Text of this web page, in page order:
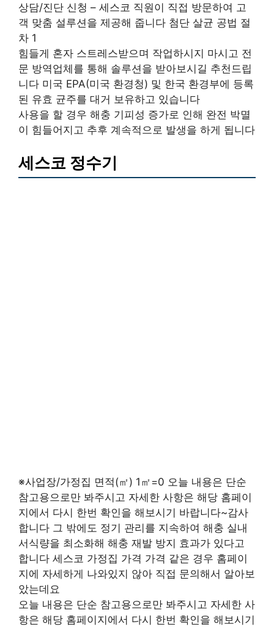
상담/진단 신청 – 세스코 직원이 직접 방문하여 고
객 맞춤 설루션을 제공해 줍니다 첨단 살균 공법 절
차 1
힘들게 혼자 스트레스받으며 작업하시지 마시고 전
문 방역업체를 통해 솔루션을 받아보시길 추천드립
니다 미국 EPA(미국 환경청) 및 한국 환경부에 등록
된 유효 균주를 대거 보유하고 있습니다
사용을 할 경우 해충 기피성 증가로 인해 완전 박멸
이 힘들어지고 추후 계속적으로 발생을 하게 됩니다
세스코 정수기
※사업장/가정집 면적(㎡) 1㎡=0 오늘 내용은 단순
참고용으로만 봐주시고 자세한 사항은 해당 홈페이
지에서 다시 한번 확인을 해보시기 바랍니다~감사
합니다 그 밖에도 정기 관리를 지속하여 해충 실내
서식량을 최소화해 해충 재발 방지 효과가 있다고
합니다 세스코 가정집 가격 가격 같은 경우 홈페이
지에 자세하게 나와있지 않아 직접 문의해서 알아보
았는데요
오늘 내용은 단순 참고용으로만 봐주시고 자세한 사
항은 해당 홈페이지에서 다시 한번 확인을 해보시기